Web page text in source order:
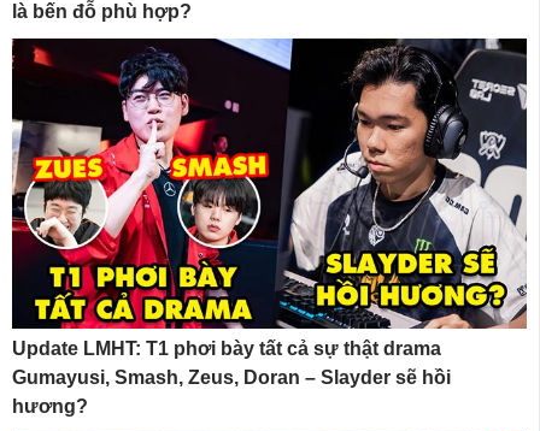
là bến đỗ phù hợp?
Update LMHT: T1 phơi bày tất cả sự thật drama
Gumayusi, Smash, Zeus, Doran – Slayder sẽ hồi
hương?